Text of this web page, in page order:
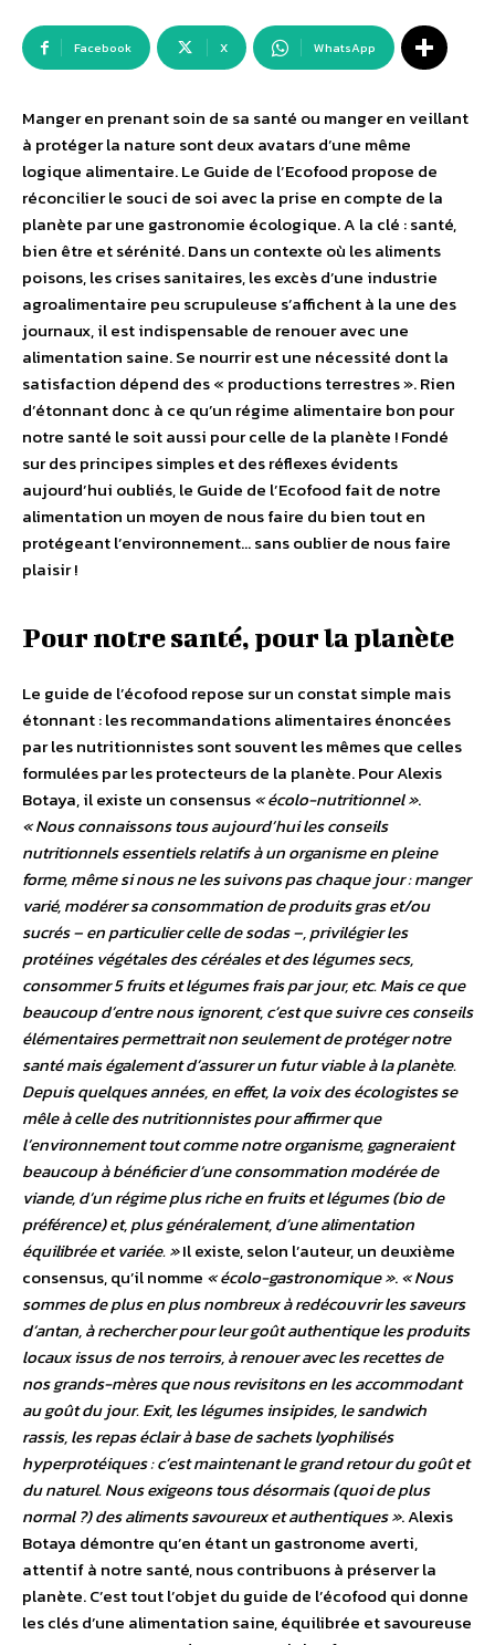
Facebook X WhatsApp
Manger en prenant soin de sa santé ou manger en veillant
à protéger la nature sont deux avatars d’une même
logique alimentaire. Le Guide de l’Ecofood propose de
réconcilier le souci de soi avec la prise en compte de la
planète par une gastronomie écologique. A la clé : santé,
bien être et sérénité. Dans un contexte où les aliments
poisons, les crises sanitaires, les excès d’une industrie
agroalimentaire peu scrupuleuse s’affichent à la une des
journaux, il est indispensable de renouer avec une
alimentation saine. Se nourrir est une nécessité dont la
satisfaction dépend des « productions terrestres ». Rien
d’étonnant donc à ce qu’un régime alimentaire bon pour
notre santé le soit aussi pour celle de la planète ! Fondé
sur des principes simples et des réflexes évidents
aujourd’hui oubliés, le Guide de l’Ecofood fait de notre
alimentation un moyen de nous faire du bien tout en
protégeant l’environnement… sans oublier de nous faire
plaisir !
Pour notre santé, pour la planète
Le guide de l’écofood repose sur un constat simple mais
étonnant : les recommandations alimentaires énoncées
par les nutritionnistes sont souvent les mêmes que celles
formulées par les protecteurs de la planète. Pour Alexis
Botaya, il existe un consensus« écolo-nutritionnel ».
« Nous connaissons tous aujourd’hui les conseils
nutritionnels essentiels relatifs à un organisme en pleine
forme, même si nous ne les suivons pas chaque jour : manger
varié, modérer sa consommation de produits gras et/ou
sucrés – en particulier celle de sodas –, privilégier les
protéines végétales des céréales et des légumes secs,
consommer 5 fruits et légumes frais par jour, etc. Mais ce que
beaucoup d’entre nous ignorent, c’est que suivre ces conseils
élémentaires permettrait non seulement de protéger notre
santé mais également d’assurer un futur viable à la planète.
Depuis quelques années, en effet, la voix des écologistes se
mêle à celle des nutritionnistes pour affirmer que
l’environnement tout comme notre organisme, gagneraient
beaucoup à bénéficier d’une consommation modérée de
viande, d’un régime plus riche en fruits et légumes (bio de
préférence) et, plus généralement, d’une alimentation
équilibrée et variée. »Il existe, selon l’auteur, un deuxième
consensus, qu’il nomme « écolo-gastronomique ».« Nous
sommes de plus en plus nombreux à redécouvrir les saveurs
d’antan, à rechercher pour leur goût authentique les produits
locaux issus de nos terroirs, à renouer avec les recettes de
nos grands-mères que nous revisitons en les accommodant
au goût du jour. Exit, les légumes insipides, le sandwich
rassis, les repas éclair à base de sachets lyophilisés
hyperprotéiques : c’est maintenant le grand retour du goût et
du naturel. Nous exigeons tous désormais (quoi de plus
normal ?) des aliments savoureux et authentiques ». Alexis
Botaya démontre qu’en étant un gastronome averti,
attentif à notre santé, nous contribuons à préserver la
planète. C’est tout l’objet du guide de l’écofood qui donne
les clés d’une alimentation saine, équilibrée et savoureuse